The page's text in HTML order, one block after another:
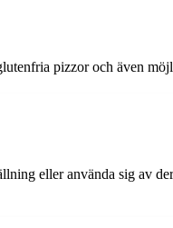
pizzor och även
eller använda sig av